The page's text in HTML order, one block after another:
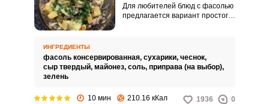
Для любителей блюд с фасолью
предлагается вариант простого
отварить, а сухарики обжарить
на сковороде или в духовке.
ИНГРЕДИЕНТЫ
фасоль консервированная, сухарики, чеснок,
сыр твердый, майонез, соль, приправа (на выбор),
зелень
10 мин 210.16 кКал 1936 0